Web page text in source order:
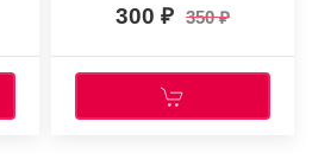
300 350